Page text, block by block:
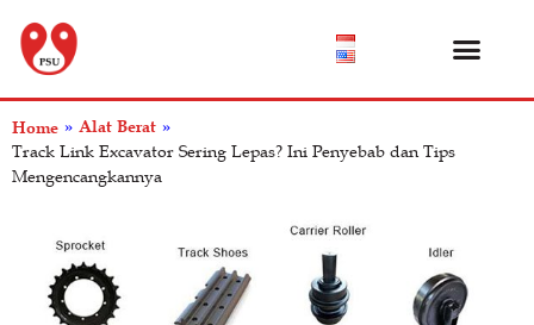
Home » Alat Berat »
Track Link Excavator Sering Lepas? Ini Penyebab dan Tips
Mengencangkannya